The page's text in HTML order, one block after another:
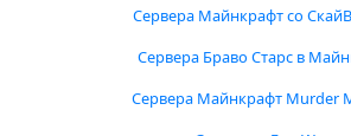
Сервера Майнкрафт со
Сервера Браво Старс в
Сервера Майнкрафт Murder